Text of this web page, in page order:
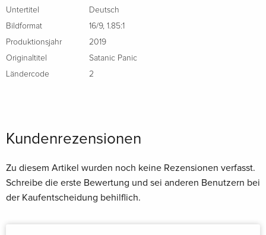
Untertitel
Deutsch
Bildformat
16/9, 1.85:1
Produktionsjahr
2019
Originaltitel
Satanic Panic
Ländercode
2
Kundenrezensionen
Zu diesem Artikel wurden noch keine Rezensionen verfasst.
Schreibe die erste Bewertung und sei anderen Benutzern bei
der Kaufentscheidung behilflich.